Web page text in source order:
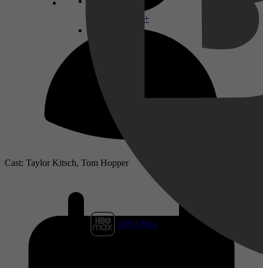
Disney+
HBO Max
Cast: Taylor Kitsch, Tom Hopper